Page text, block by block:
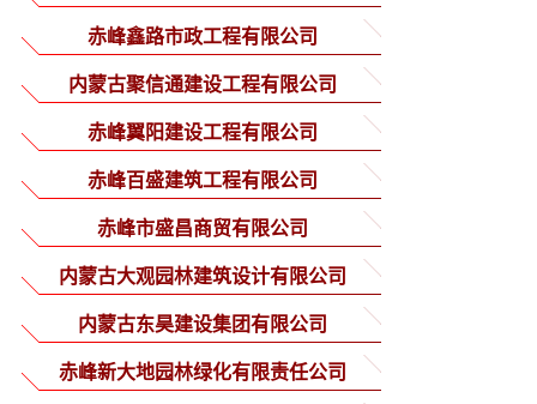
赤峰鑫路市政工程有限公司
内蒙古聚信通建设工程有限公司
赤峰翼阳建设工程有限公司
赤峰百盛建筑工程有限公司
赤峰市盛昌商贸有限公司
内蒙古大观园林建筑设计有限公司
内蒙古东昊建设集团有限公司
赤峰新大地园林绿化有限责任公司